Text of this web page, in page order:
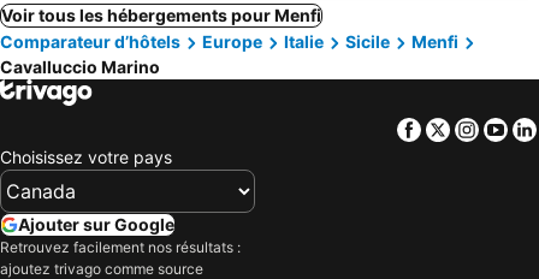
Voir tous les hébergements pour Menfi
Comparateur d’hôtels
Europe Italie Sicile
Menfi
Cavalluccio Marino
Facebook
Twitter
Choisissez votre pays
Ajouter sur Google
Retrouvez facilement nos résultats :
ajoutez trivago comme source